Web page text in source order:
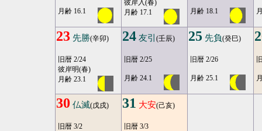
月齢 16.1
彼岸入(春)
月齢 17.1
月齢 18.1
23 先勝(辛卯)
旧暦 2/24
彼岸明(春)
月齢 23.1
24 友引 (壬辰)
旧暦 2/25
月齢 24.1
25 先負(癸巳)
旧暦 2/26
月齢 25.1
30 仏滅(戊戌)
旧暦 3/2
31 大安(己亥)
旧暦 3/3